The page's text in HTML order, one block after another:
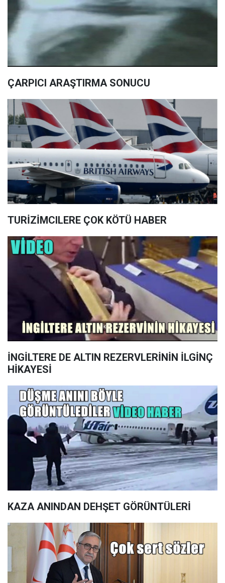
ÇARPICI ARAŞTIRMA SONUCU
TURİZİMCILERE ÇOK KÖTÜ HABER
İNGİLTERE DE ALTIN REZERVLERİNİN İLGİNÇ
HİKAYESİ
KAZA ANINDAN DEHŞET GÖRÜNTÜLERİ